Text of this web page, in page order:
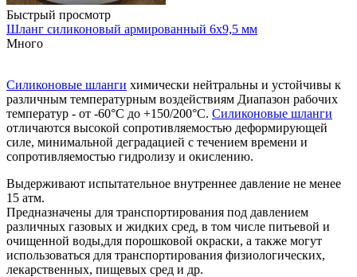
Быстрый просмотр
Шланг силиконовый армированный 6х9,5 мм
Много
Силиконовые шланги химически нейтральны и устойчивы к
различным температурным воздействиям Диапазон рабочих
температур - от -60°С до +150/200°С. Силиконовые шланги
отличаются высокой сопротивляемостью деформирующей
силе, минимальной деградацией с течением времени и
сопротивляемостью гидролизу и окислению.
Выдерживают испытательное внутреннее давление не менее
15 атм.
Предназначены для транспортирования под давлением
различных газовых и жидких сред, в том числе питьевой и
очищенной воды,для порошковой окраски, а также могут
использоваться для транспортирования физиологических,
лекарственных, пищевых сред и др.